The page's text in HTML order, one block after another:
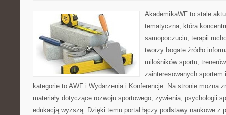
AkademikaWF to stale
tematyczna, która
samopoczuciu, terapii
tworzy bogate źródło
miłośników sportu,
zainteresowanych sportem
kategorie to AWF i Wydarzenia i Konferencje. Na stronie można
materiały dotyczące rozwoju sportowego, żywienia, psychologii
edukacją wyższą. Dzięki temu portal łączy podstawy naukowe z